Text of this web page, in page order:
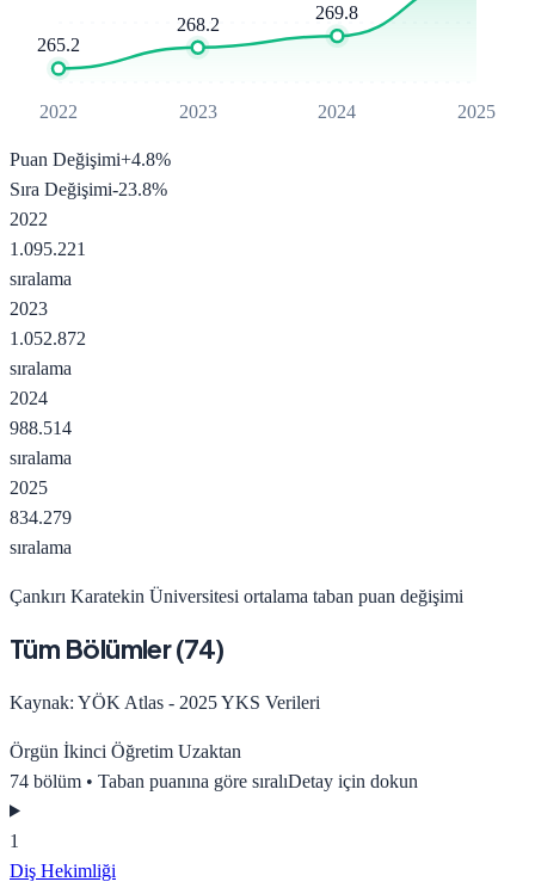
265.2
2022
268.2
2023
269.8
2024 2025
Puan Değişimi+4.8%
Sıra Değişimi-23.8%
2022
1.095.221
sıralama
2023
1.052.872
sıralama
2024
988.514
sıralama
2025
834.279
sıralama
Çankırı Karatekin Üniversitesi ortalama taban puan değişimi
Tüm Bölümler (74)
Kaynak: YÖK Atlas - 2025 YKS Verileri
Örgün İkinci Öğretim Uzaktan
74 bölüm • Taban puanına göre sıralıDetay için dokun
1
Diş Hekimliği